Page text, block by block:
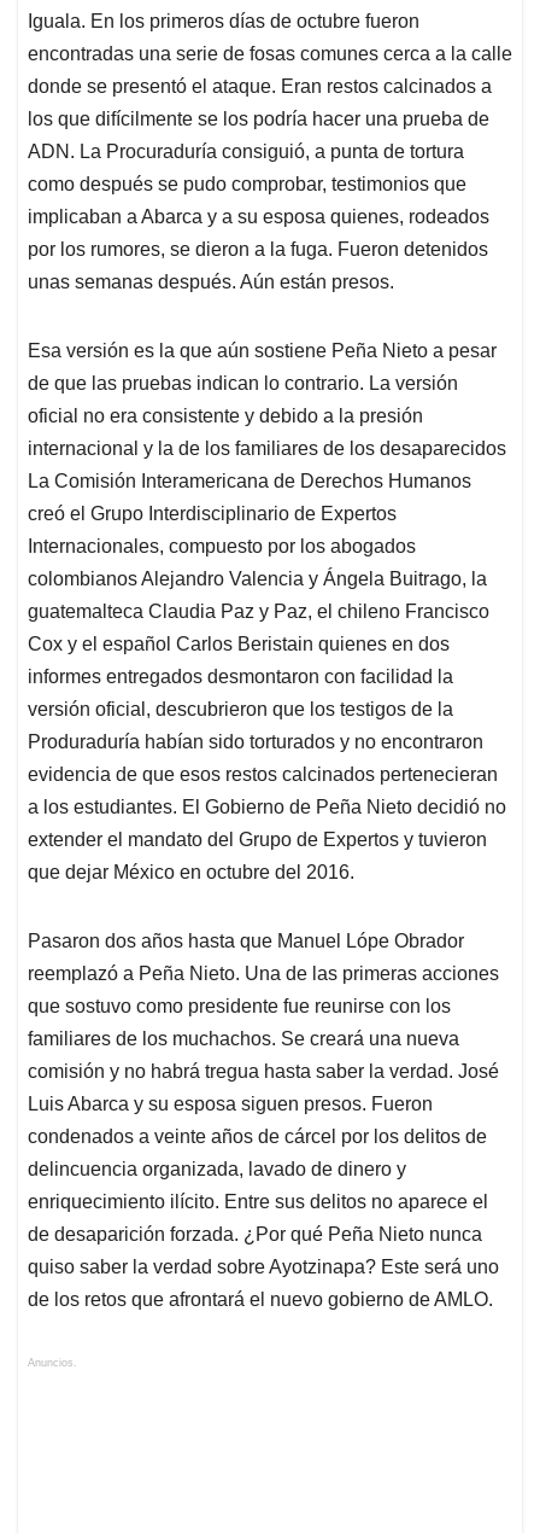
Iguala. En los primeros días de octubre fueron
encontradas una serie de fosas comunes cerca a la calle
donde se presentó el ataque. Eran restos calcinados a
los que difícilmente se los podría hacer una prueba de
ADN. La Procuraduría consiguió, a punta de tortura
como después se pudo comprobar, testimonios que
implicaban a Abarca y a su esposa quienes, rodeados
por los rumores, se dieron a la fuga. Fueron detenidos
unas semanas después. Aún están presos.
Esa versión es la que aún sostiene Peña Nieto a pesar
de que las pruebas indican lo contrario. La versión
oficial no era consistente y debido a la presión
internacional y la de los familiares de los desaparecidos
La Comisión Interamericana de Derechos Humanos
creó el Grupo Interdisciplinario de Expertos
Internacionales, compuesto por los abogados
colombianos Alejandro Valencia y Ángela Buitrago, la
guatemalteca Claudia Paz y Paz, el chileno Francisco
Cox y el español Carlos Beristain quienes en dos
informes entregados desmontaron con facilidad la
versión oficial, descubrieron que los testigos de la
Produraduría habían sido torturados y no encontraron
evidencia de que esos restos calcinados pertenecieran
a los estudiantes. El Gobierno de Peña Nieto decidió no
extender el mandato del Grupo de Expertos y tuvieron
que dejar México en octubre del 2016.
Pasaron dos años hasta que Manuel Lópe Obrador
reemplazó a Peña Nieto. Una de las primeras acciones
que sostuvo como presidente fue reunirse con los
familiares de los muchachos. Se creará una nueva
comisión y no habrá tregua hasta saber la verdad. José
Luis Abarca y su esposa siguen presos. Fueron
condenados a veinte años de cárcel por los delitos de
delincuencia organizada, lavado de dinero y
enriquecimiento ilícito. Entre sus delitos no aparece el
de desaparición forzada. ¿Por qué Peña Nieto nunca
quiso saber la verdad sobre Ayotzinapa? Este será uno
de los retos que afrontará el nuevo gobierno de AMLO.
Anuncios.